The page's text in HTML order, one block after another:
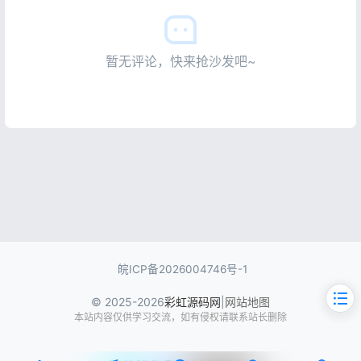
暂无评论，快来抢沙发吧~
皖ICP备2026004746号-1
© 2025-2026彩虹源码网 网站地图
本站内容仅供学习交流，如有侵权请联系站长删除